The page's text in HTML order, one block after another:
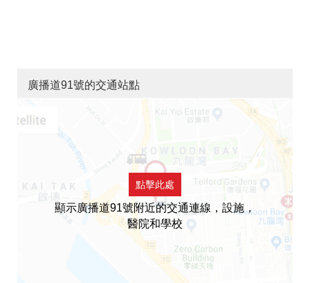
廣播道91號的交通站點
點擊此處
顯示廣播道91號附近的交通連線，設施，
醫院和學校